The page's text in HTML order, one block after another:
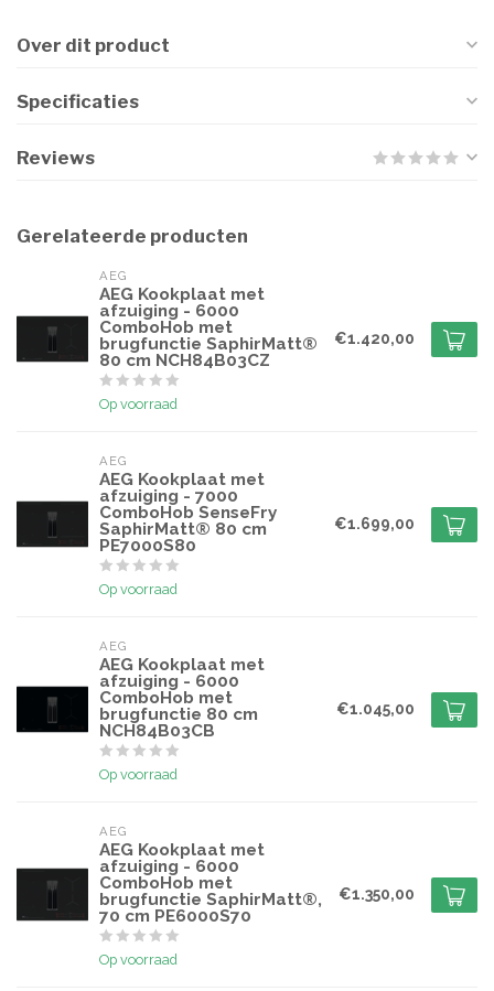
Over dit product
Specificaties
Reviews
Gerelateerde producten
AEG
AEG Kookplaat met
afzuiging - 6000
ComboHob met
brugfunctie SaphirMatt®
80 cm NCH84B03CZ
Op voorraad
€1.420,00
AEG
AEG Kookplaat met
afzuiging - 7000
ComboHob SenseFry
SaphirMatt® 80 cm
PE7000S80
Op voorraad
€1.699,00
AEG
AEG Kookplaat met
afzuiging - 6000
ComboHob met
brugfunctie 80 cm
NCH84B03CB
Op voorraad
€1.045,00
AEG
AEG Kookplaat met
afzuiging - 6000
ComboHob met
brugfunctie SaphirMatt®,
70 cm PE6000S70
Op voorraad
€1.350,00